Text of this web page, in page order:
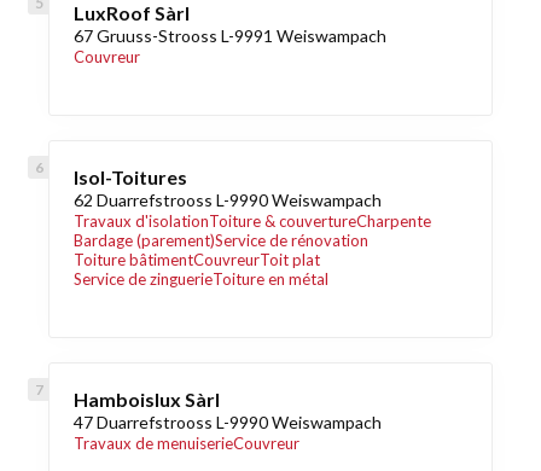
LuxRoof Sàrl
67 Gruuss-Strooss L-9991 Weiswampach
Couvreur
Isol-Toitures
62 Duarrefstrooss L-9990 Weiswampach
Travaux d'isolationToiture & couvertureCharpente
Bardage (parement)Service de rénovation
Toiture bâtimentCouvreurToit plat
Service de zinguerieToiture en métal
Hamboislux Sàrl
47 Duarrefstrooss L-9990 Weiswampach
Travaux de menuiserieCouvreur